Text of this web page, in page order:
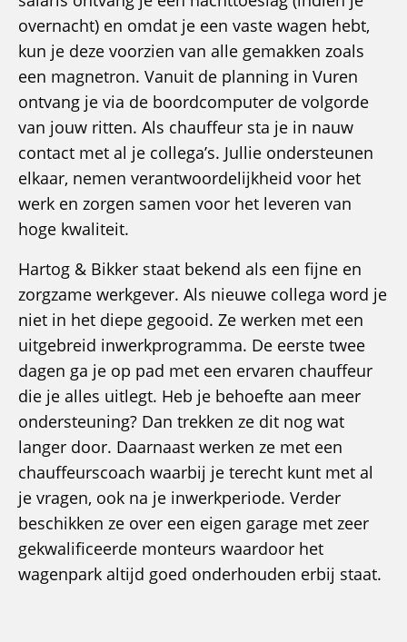
overnacht) en omdat je een vaste wagen hebt,
kun je deze voorzien van alle gemakken zoals
een magnetron. Vanuit de planning in Vuren
ontvang je via de boordcomputer de volgorde
van jouw ritten. Als chauffeur sta je in nauw
contact met al je collega’s. Jullie ondersteunen
elkaar, nemen verantwoordelijkheid voor het
werk en zorgen samen voor het leveren van
hoge kwaliteit.
Hartog & Bikker staat bekend als een fijne en
zorgzame werkgever. Als nieuwe collega word je
niet in het diepe gegooid. Ze werken met een
uitgebreid inwerkprogramma. De eerste twee
dagen ga je op pad met een ervaren chauffeur
die je alles uitlegt. Heb je behoefte aan meer
ondersteuning? Dan trekken ze dit nog wat
langer door. Daarnaast werken ze met een
chauffeurscoach waarbij je terecht kunt met al
je vragen, ook na je inwerkperiode. Verder
beschikken ze over een eigen garage met zeer
gekwalificeerde monteurs waardoor het
wagenpark altijd goed onderhouden erbij staat.